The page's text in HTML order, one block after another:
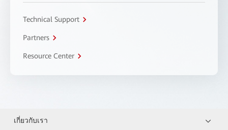
Technical Support
Partners
Resource Center
เกี่ยวกับเรา